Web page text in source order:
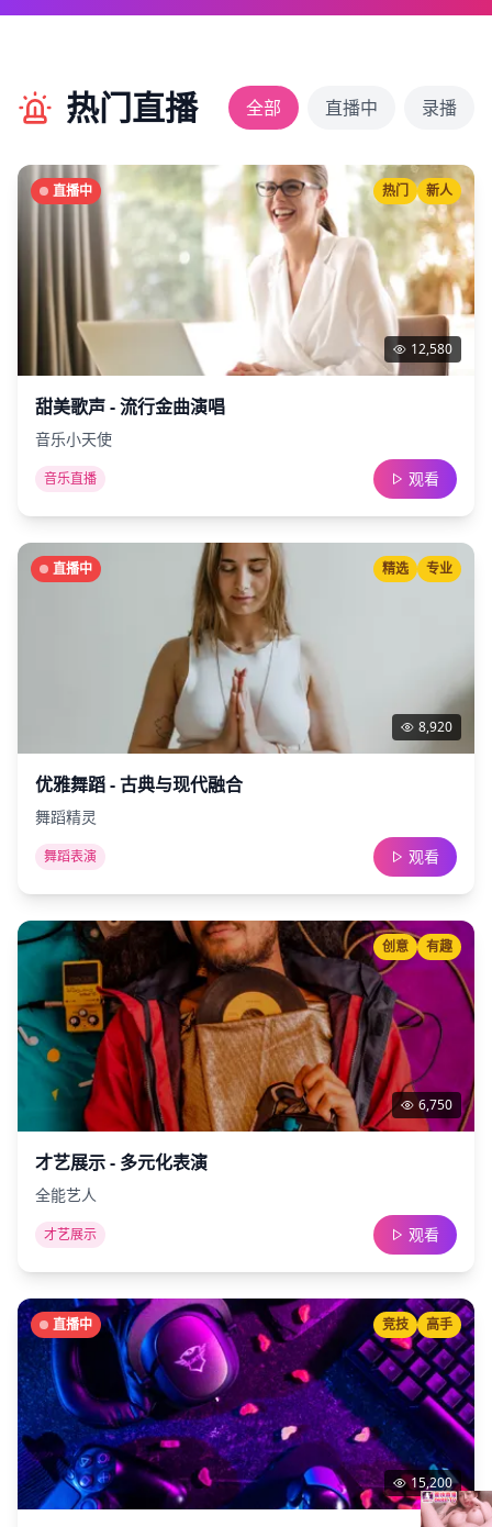
热门直播 全部 直播中 录播
直播中
12,580
热门 新人
甜美歌声 - 流行金曲演唱
音乐小天使
音乐直播 观看
直播中
8,920
精选 专业
优雅舞蹈 - 古典与现代融合
舞蹈精灵
舞蹈表演 观看
6,750
创意 有趣
才艺展示 - 多元化表演
全能艺人
才艺展示 观看
直播中
15,200
竞技 高手